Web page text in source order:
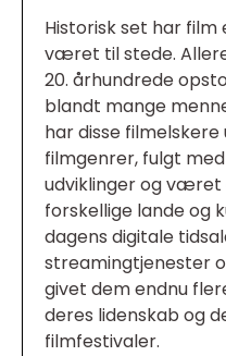
Historisk set har
været til stede.
20. århundrede
blandt mange
har disse
filmgenrer, fulgt
udviklinger og
forskellige lande og
dagens digitale
streamingtjenester
givet dem endnu
deres lidenskab og
filmfestivaler.